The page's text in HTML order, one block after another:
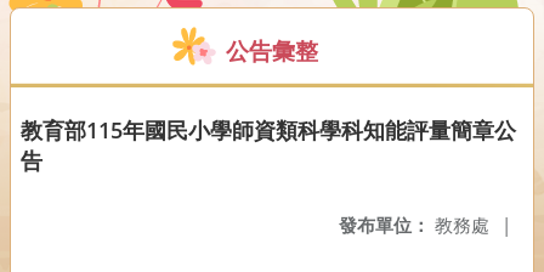
公告彙整
教育部115年國民小學師資類科學科知能評量簡章公
告
發布單位： 教務處 |